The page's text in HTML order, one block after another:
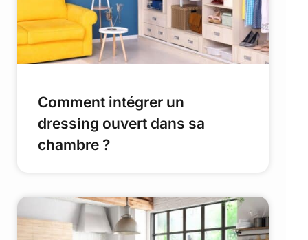
Comment intégrer un
dressing ouvert dans sa
chambre ?